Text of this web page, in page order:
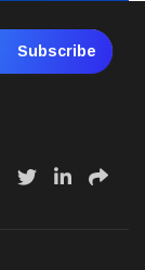
Subscribe
fa
fa
fa
fa